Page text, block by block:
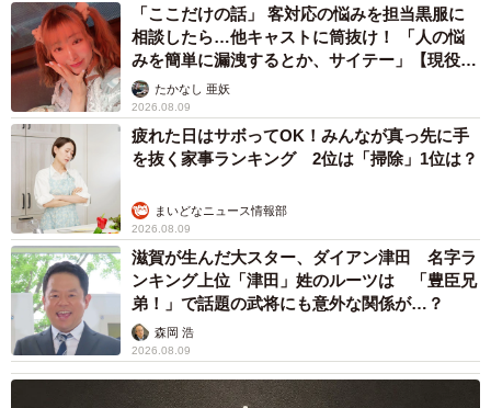
行きたいと話している時に自分はダメで弟は行かせるの？
と。そういう怒りもあったと思います」。
その後、長男に説明を重ね、理解を得たことを報告。投稿
へのさまざまなアドバイスに感謝の意を述べ、「冬期講習
を無料で受けられる塾に申し込みをして、塾の先生に今後
のことも相談いたしました。進路に対して方向性も見えて
きたようです」。
また、兄が弟に勉強を教えればいいのではないか？という
リプライが多かったことに触れ、「既に家庭内ではその方
法を採用していたのですが、まぁ、家族に言われると受け
入れないんですよね。喧嘩になるし、甘えも出る。小6では
習わない方法での解き方を教えると、小学校でダメだと言
「ここだけの話」 客対応の悩みを担当黒服に
相談したら…他キャストに筒抜け！ 「人の悩
みを簡単に漏洩するとか、サイテー」【現役キ
ャストに取材】
たかなし 亜妖
2026.08.09
疲れた日はサボってOK！みんなが真っ先に手
を抜く家事ランキング 2位は「掃除」1位は？
まいどなニュース情報部
2026.08.09
滋賀が生んだ大スター、ダイアン津田 名字ラ
ンキング上位「津田」姓のルーツは 「豊臣兄
弟！」で話題の武将にも意外な関係が…？
森岡 浩
2026.08.09